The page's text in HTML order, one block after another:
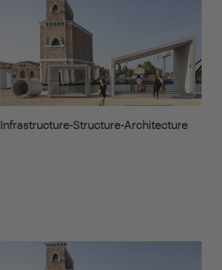
Infrastructure-Structure-Architecture